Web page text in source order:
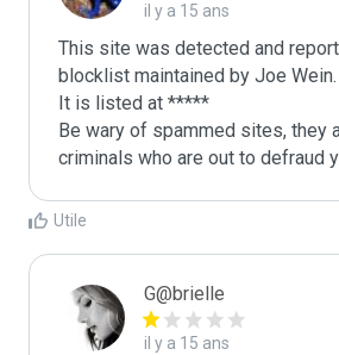
il y a 15 ans
This site was detected and
blocklist maintained by Joe Wein.
It is listed at *****
Be wary of spammed sites, they
criminals who are out to defraud
Utile
G@brielle
il y a 15 ans